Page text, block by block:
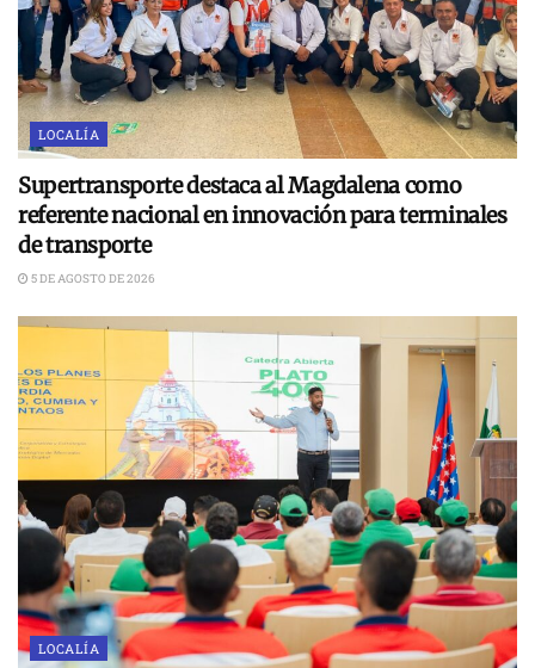
LOCALÍA
Supertransporte destaca al Magdalena como
referente nacional en innovación para terminales
de transporte
5 DE AGOSTO DE 2026
LOCALÍA